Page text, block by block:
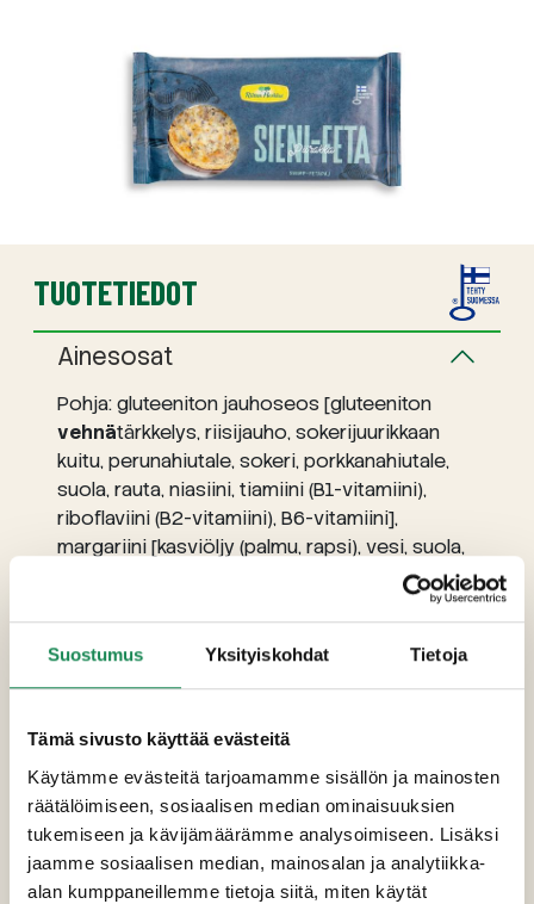
Suostumus Yksityiskohdat Tietoja
Tämä sivusto käyttää evästeitä
Käytämme evästeitä tarjoamamme sisällön ja mainosten
räätälöimiseen, sosiaalisen median ominaisuuksien
tukemiseen ja kävijämäärämme analysoimiseen. Lisäksi
jaamme sosiaalisen median, mainosalan ja analytiikka-
alan kumppaneillemme tietoja siitä, miten käytät
TUOTETIEDOT
Ainesosat
Pohja: gluteeniton jauhoseos [gluteeniton
vehnätärkkelys, riisijauho, sokerijuurikkaan
kuitu, perunahiutale, sokeri, porkkanahiutale,
suola, rauta, niasiini, tiamiini (B1-vitamiini),
riboflaviini (B2-vitamiini), B6-vitamiini],
margariini [kasviöljy (palmu, rapsi), vesi, suola,
kerma,
ksantaani. Täyte: metsäsienet 24% [haapa-,
kangas ja leppärousku (eu ja muu kuin eu),
happamuudensäätöaine (E330)],
[maito , suola, mikrobiologinen juoksute, väri
(E160b), maissitärkkelys],kananmuna,
sipulikuutio,fetajuusto3% [pastöroitu
lampaan- ja vuohenmaito, hapate, suola,
mikrobiologinen juoksute], gluteeniton